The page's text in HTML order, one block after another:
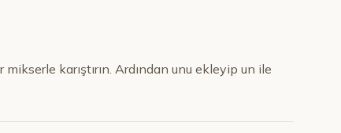
karıştırın. Ardından unu ekleyip un ile